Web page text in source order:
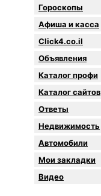
Гороскопы
Афиша и касса
Click4.co.il
Объявления
Каталог профи
Каталог сайтов
Oтветы
Недвижимость
Автомобили
Мои закладки
Видео